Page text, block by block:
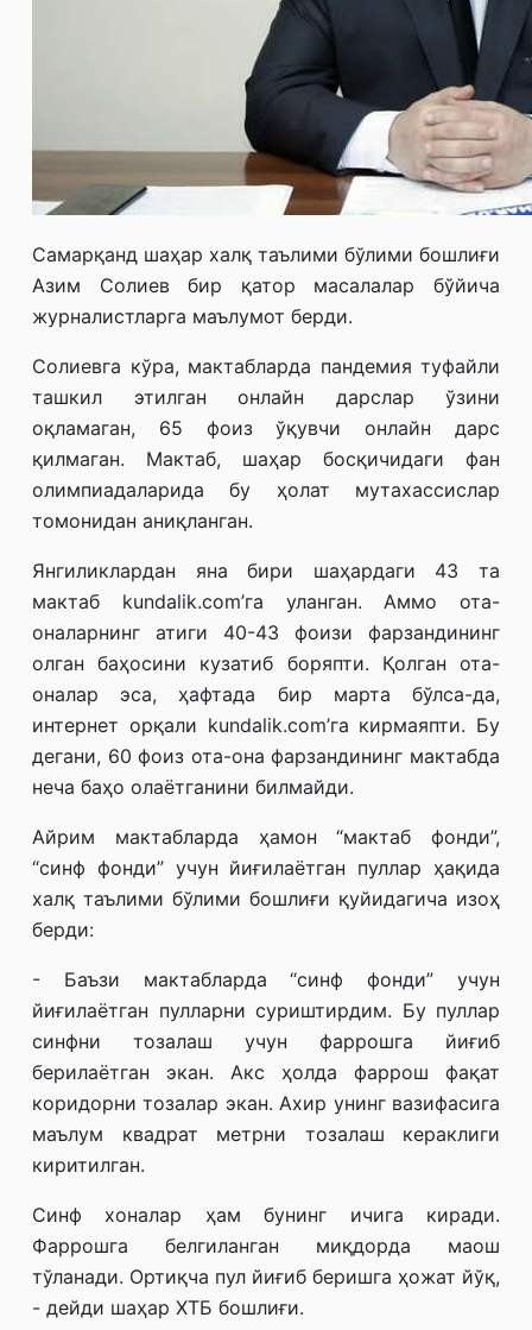
Самарқанд шаҳар халқ таълими бўлими бошлиғи
Азим Солиев бир қатор масалалар бўйича
журналистларга маълумот берди.
Солиевга кўра, мактабларда пандемия туфайли
ташкил этилган онлайн дарслар ўзини
оқламаган, 65 фоиз ўқувчи онлайн дарс
қилмаган. Мактаб, шаҳар босқичидаги фан
олимпиадаларида бу ҳолат мутахассислар
томонидан аниқланган.
Янгиликлардан яна бири шаҳардаги 43 та
мактаб kundalik.com’га уланган. Аммо ота-
оналарнинг атиги 40-43 фоизи фарзандининг
олган баҳосини кузатиб боряпти. Қолган ота-
оналар эса, ҳафтада бир марта бўлса-да,
интернет орқали kundalik.com’га кирмаяпти. Бу
дегани, 60 фоиз ота-она фарзандининг мактабда
неча баҳо олаётганини билмайди.
Айрим мактабларда ҳамон “мактаб фонди”,
“синф фонди” учун йиғилаётган пуллар ҳақида
халқ таълими бўлими бошлиғи қуйидагича изоҳ
берди:
- Баъзи мактабларда “синф фонди” учун
йиғилаётган пулларни суриштирдим. Бу пуллар
синфни тозалаш учун фаррошга йиғиб
берилаётган экан. Акс ҳолда фаррош фақат
коридорни тозалар экан. Ахир унинг вазифасига
маълум квадрат метрни тозалаш кераклиги
киритилган.
Синф хоналар ҳам бунинг ичига киради.
Фаррошга белгиланган миқдорда маош
тўланади. Ортиқча пул йиғиб беришга ҳожат йўқ,
- дейди шаҳар ХТБ бошлиғи.